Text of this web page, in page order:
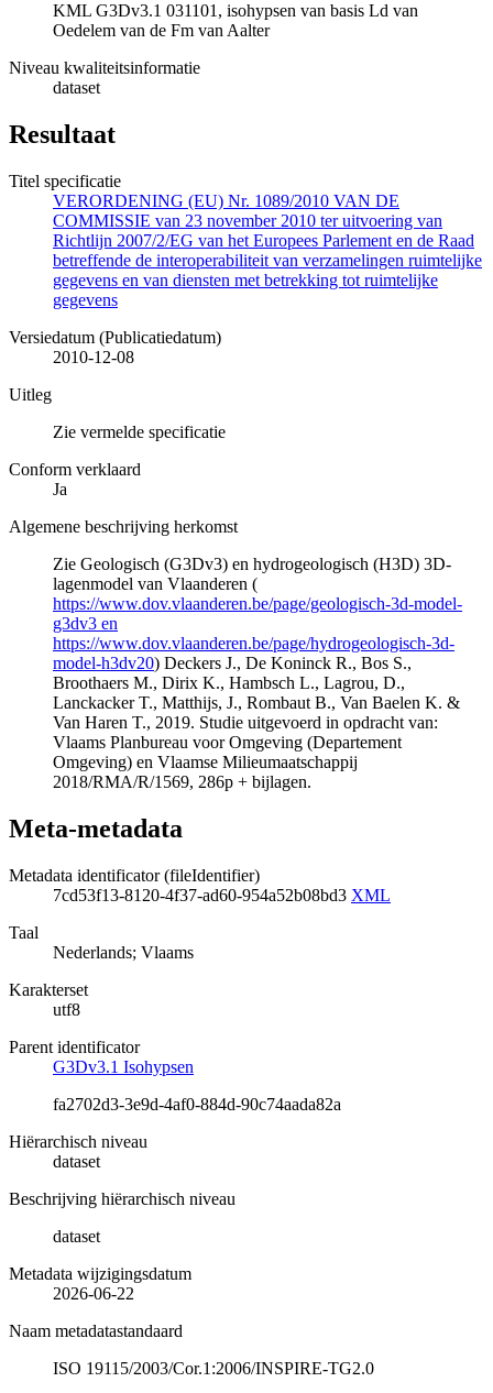
KML G3Dv3.1 031101, isohypsen van basis Ld van
Oedelem van de Fm van Aalter
Niveau kwaliteitsinformatie
dataset
Resultaat
Titel specificatie
VERORDENING (EU) Nr. 1089/2010 VAN DE
COMMISSIE van 23 november 2010 ter uitvoering van
Richtlijn 2007/2/EG van het Europees Parlement en de Raad
betreffende de interoperabiliteit van verzamelingen ruimtelijke
gegevens en van diensten met betrekking tot ruimtelijke
gegevens
Versiedatum (Publicatiedatum)
2010-12-08
Uitleg
Zie vermelde specificatie
Conform verklaard
Ja
Algemene beschrijving herkomst
Zie Geologisch (G3Dv3) en hydrogeologisch (H3D) 3D-
lagenmodel van Vlaanderen (
https://www.dov.vlaanderen.be/page/geologisch-3d-model-
g3dv3 en
https://www.dov.vlaanderen.be/page/hydrogeologisch-3d-
model-h3dv20) Deckers J., De Koninck R., Bos S.,
Broothaers M., Dirix K., Hambsch L., Lagrou, D.,
Lanckacker T., Matthijs, J., Rombaut B., Van Baelen K. &
Van Haren T., 2019. Studie uitgevoerd in opdracht van:
Vlaams Planbureau voor Omgeving (Departement
Omgeving) en Vlaamse Milieumaatschappij
2018/RMA/R/1569, 286p + bijlagen.
Meta-metadata
Metadata identificator (fileIdentifier)
7cd53f13-8120-4f37-ad60-954a52b08bd3 XML
Taal
Nederlands; Vlaams
Karakterset
utf8
Parent identificator
G3Dv3.1 Isohypsen
fa2702d3-3e9d-4af0-884d-90c74aada82a
Hiërarchisch niveau
dataset
Beschrijving hiërarchisch niveau
dataset
Metadata wijzigingsdatum
2026-06-22
Naam metadatastandaard
ISO 19115/2003/Cor.1:2006/INSPIRE-TG2.0